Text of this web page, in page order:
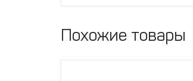
Похожие товары